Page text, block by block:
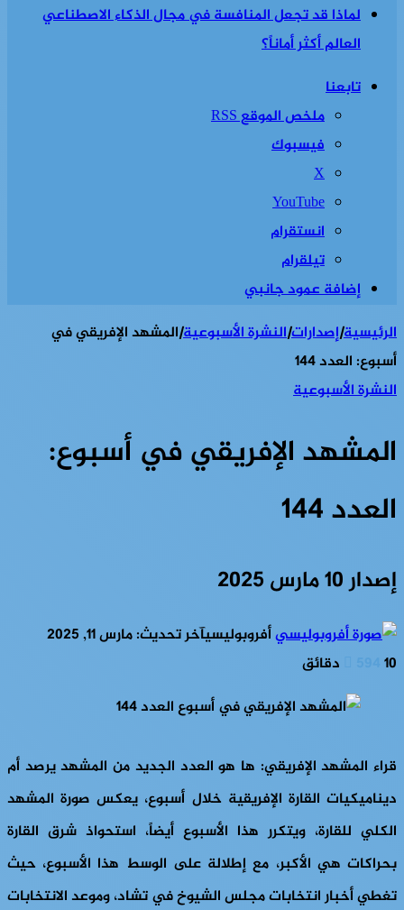
لماذا قد تجعل المنافسة في مجال الذكاء الاصطناعي
العالم أكثر أماناً؟
تابعنا
ملخص الموقع RSS
فيسبوك
‫X
‫YouTube
انستقرام
تيلقرام
إضافة عمود جانبي
الرئيسية|إصدارات|النشرة الأسبوعية|المشهد الإفريقي في
أسبوع: العدد 144
النشرة الأسبوعية
المشهد الإفريقي في أسبوع:
العدد 144
إصدار 10 مارس 2025
أفروبوليسيآخر تحديث: مارس 11, 2025
10 دقائق
قراء المشهد الإفريقي: ها هو العدد الجديد من المشهد يرصد أم
ديناميكيات القارة الإفريقية خلال أسبوع، يعكس صورة المشهد
الكلي للقارة، ويتكرر هذا الأسبوع أيضاً، استحواذ شرق القارة
بحراكات هي الأكبر، مع إطلالة على الوسط هذا الأسبوع، حيث
تغطي أخبار انتخابات مجلس الشيوخ في تشاد، وموعد الانتخابات